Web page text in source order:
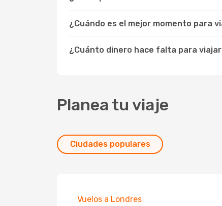
¿Cuándo es el mejor momento para
¿Cuánto dinero hace falta para
Planea tu viaje
Ciudades populares
Vuelos a Londres